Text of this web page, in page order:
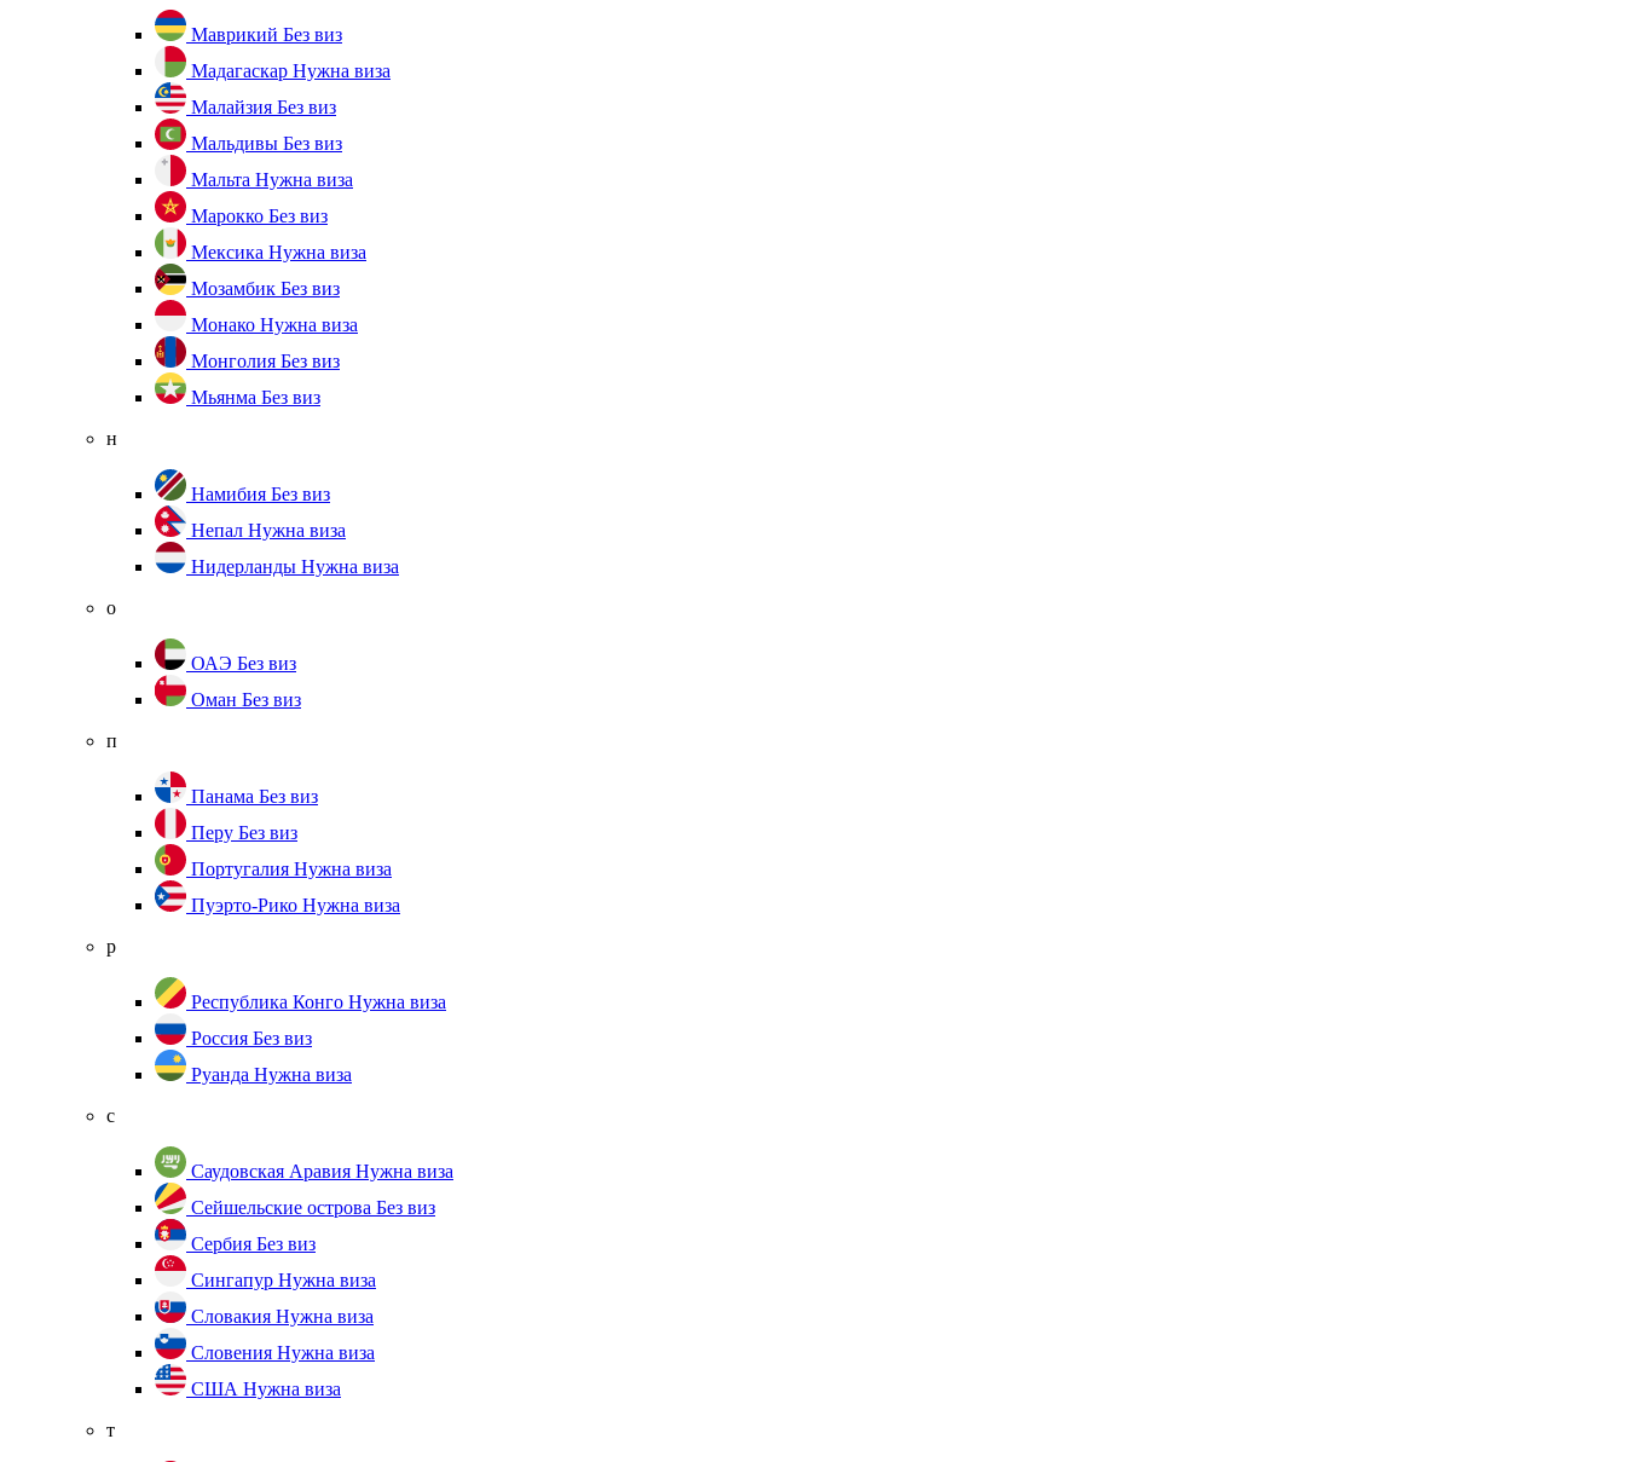
Маврикий Без виз
Мадагаскар Нужна виза
Малайзия Без виз
Мальдивы Без виз
Мальта Нужна виза
Марокко Без виз
Мексика Нужна виза
Мозамбик Без виз
Монако Нужна виза
Монголия Без виз
Мьянма Без виз
н
Намибия Без виз
Непал Нужна виза
Нидерланды Нужна виза
о
ОАЭ Без виз
Оман Без виз
п
Панама Без виз
Перу Без виз
Португалия Нужна виза
Пуэрто-Рико Нужна виза
р
Республика Конго Нужна виза
Россия Без виз
Руанда Нужна виза
с
Саудовская Аравия Нужна виза
Сейшельские острова Без виз
Сербия Без виз
Сингапур Нужна виза
Словакия Нужна виза
Словения Нужна виза
США Нужна виза
т